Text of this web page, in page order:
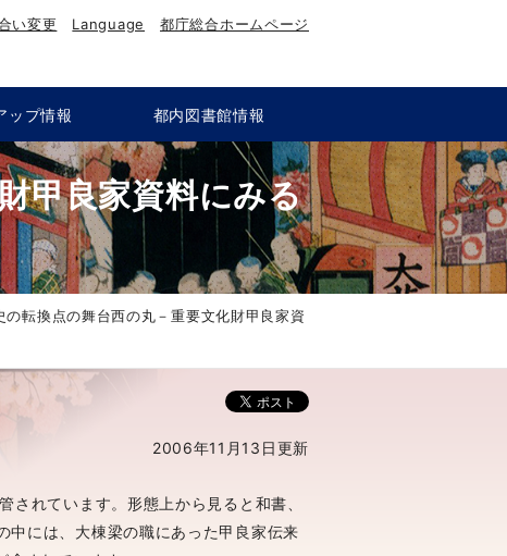
い変更 Language 都庁総合ホームページ
ップ情報 都内図書館情報
甲良家資料にみる
転換点の舞台西の丸－重要文化財甲良家資
2006年11月13日更新
れています。形態上から見ると和書、
中には、大棟梁の職にあった甲良家伝来